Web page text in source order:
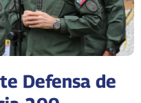
Defensa de